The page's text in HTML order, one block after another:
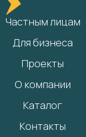
Частным лицам
Для бизнеса
Проекты
О компании
Каталог
Контакты